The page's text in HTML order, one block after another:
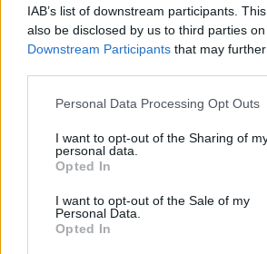
IAB’s list of downstream participants.
also be disclosed by us to third parties
Downstream Participants that may
Personal Data Processing Opt Outs
I want to opt-out of the Sharing of
personal data.
Opted In
I want to opt-out of the Sale of my
Personal Data.
Opted In
poner en riesgo la salud de nuestro
compañero de cuatro patas. En el caso
de los perros, no les des paseos
durante las horas pico, por ejemplo,
intenta programar su hora del paseo
ayudará a no encontrarnos de lleno
tantos ruidos estridentes que pueden
alterar al animal", explica Gómez
Constanzo.
"Estas prácticas no solo ayudarán a
proteger la salud de perros y gatos,
sino que también reforzarán el vínculo